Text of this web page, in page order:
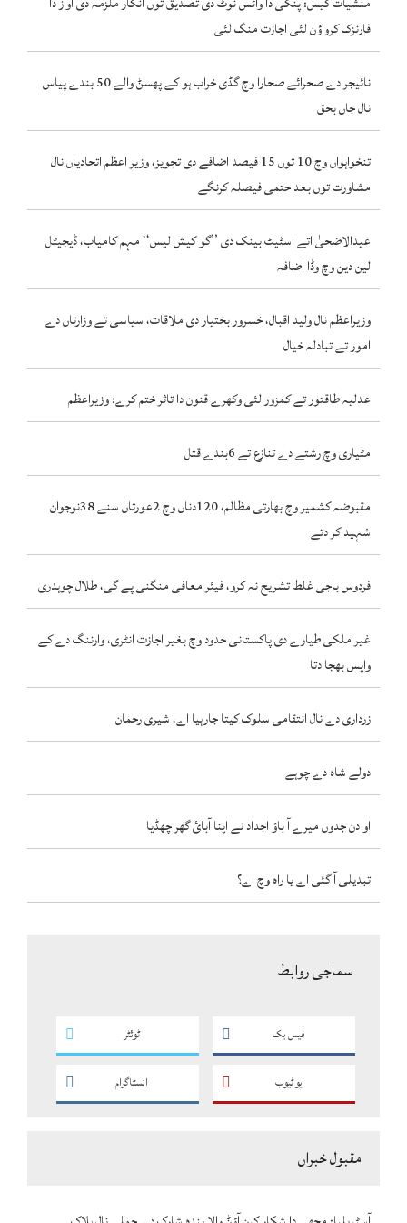
فارنزک کرواؤن لئی اجازت منگ لئی
نائیجر دے صحرائے صحارا وچ گڈی خراب ہو کے پھسݨ والے 50 بندے پیاس
نال جاں بحق
تنخواہواں وچ 10 توں 15 فیصد اضافے دی تجویز، وزیر اعظم اتحادیاں نال
مشاورت توں بعد حتمی فیصلہ کرنگے
عیدالاضحیٰ اتے اسٹیٹ بینک دی ’’گو کیش لیس‘‘ مہم کامیاب، ڈیجیٹل
لین دین وچ وڈا اضافہ
وزیراعظم نال ولید اقبال، خسرور بختیار دی ملاقات، سیاسی تے وزارتاں دے
امور تے تبادلہ خیال
عدلیہ طاقتور تے کمزور لئی وکھرے قنون دا تاثر ختم کرے: وزیراعظم
مٹیاری وچ رشتے دے تنازع تے 6بندے قتل
مقبوضہ کشمیر وچ بھارتی مظالم، 120دناں وچ 2عورتاں سنے 38نوجوان
شہید کر دتے
فردوس باجی غلط تشریح نہ کرو، فیئر معافی منگنی پے گی، طلال چوہدری
غیر ملکی طیارے دی پاکستانی حدود وچ بغیر اجازت انٹری، وارننگ دے کے
واپس بھجا دتا
زرداری دے نال انتقامی سلوک کیتا جارہیا اے، شیری رحمان
دولے شاہ دے چوہے
او دن جدوں میرے آ باؤ اجداد نے اپنا آبائ گھر چھڈیا
تبدیلی آ گئی اے یا راہ وچ اے؟
سماجی روابط
فیس بک ٹوئٹر
یو ٹیوب انسٹاگرام
مقبول خبراں